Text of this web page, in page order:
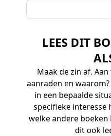
LEES DIT
Maak de zin af.
aanraden en
in een bepaalde
specifieke interesse
welke andere boeken
dit ook